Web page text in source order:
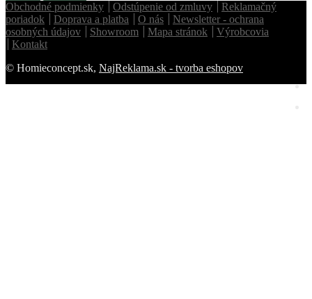
Obchodné podmienky Odstúpenie od zmluvy
Reklamačný
poriadok
Doprava a platba O nás
Newsletter - ochrana
osobných údajov
Showroom Mapa stránok
Výrobcovia
Kontakt
© Homieconcept.sk, NajReklama.sk - tvorba eshopov